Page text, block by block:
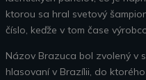
ktorou sa hral svetový
číslo, keďže v tom čase
Názov Brazuca bol zvolený v
hlasovaní v Brazílii, do